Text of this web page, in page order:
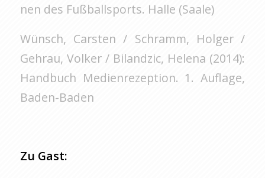
nen des Fuß­ball­sports. Halle (Saale)
Wünsch, Cars­ten / Schramm, Hol­ger /
Gehrau, Vol­ker / Bi­land­zic, He­le­na (2014):
Hand­buch Me­di­en­re­zep­ti­on. 1. Auf­la­ge,
Ba­den-Ba­den
Zu Gast: